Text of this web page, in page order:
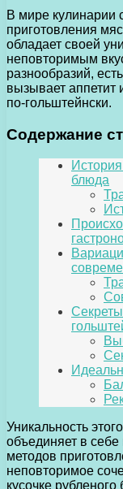
В мире кулинарии
приготовления
обладает своей
неповторимым
разнообразий,
вызывает
по-гольштейнски.
Содержание
блюда
Уникальность
объединяет в
методов
неповторимое
кусочке